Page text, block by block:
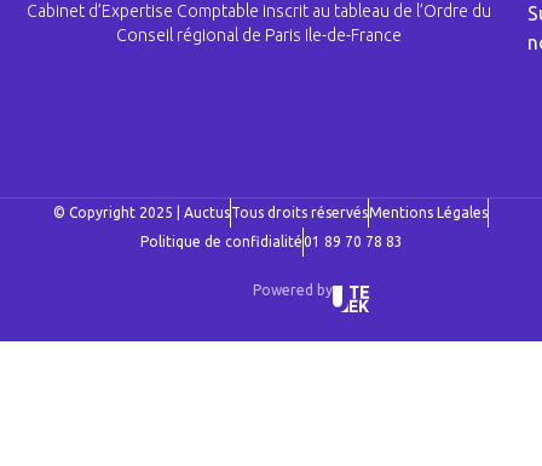
Cabinet d’Expertise Comptable inscrit au tableau de l’Ordre du
Conseil régional de Paris Ile-de-France
© Copyright 2025 | AuctusTous droits réservésMentions Légales
Politique de confidialité01 89 70 78 83
Powered by